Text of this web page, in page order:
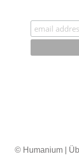
© Humanium|